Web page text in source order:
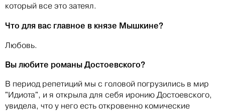
который все это затеял.
Что для вас главное в князе Мышкине?
Любовь.
Вы любите романы Достоевского?
В период репетиций мы с головой погрузились в мир
"Идиота", и я открыла для себя иронию Достоевского,
увидела, что у него есть откровенно комические